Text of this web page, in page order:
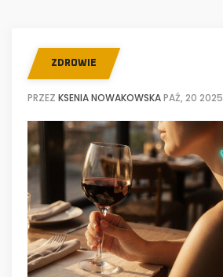
ZDROWIE
PRZEZ KSENIA NOWAKOWSKAPAŹ, 20 2025